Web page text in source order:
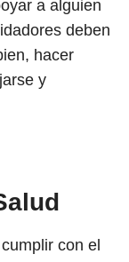
a alguien
deben
hacer
y
con el